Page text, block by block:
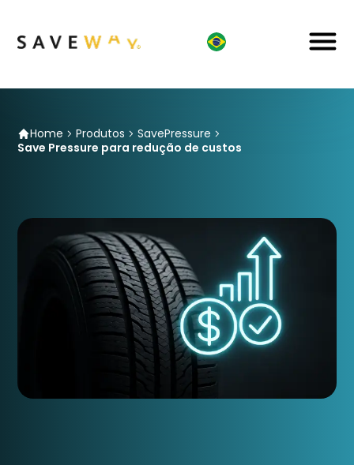
Home Produtos
SavePressure
Save Pressure para redução de custos